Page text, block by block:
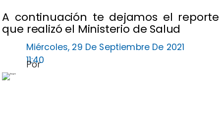
A continuación te dejamos el reporte
que realizó el Ministerio de Salud
Miércoles, 29 De Septiembre De 2021
11:40
Por